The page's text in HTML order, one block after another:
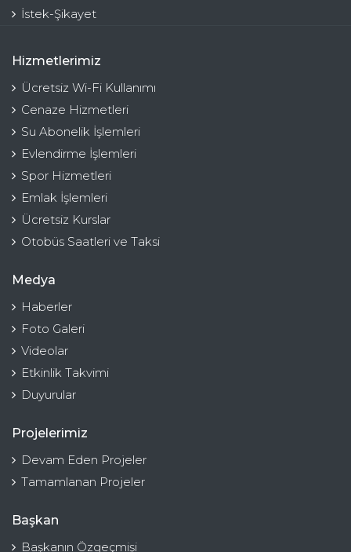
İstek-Şikayet
Hizmetlerimiz
Ücretsiz Wi-Fi Kullanımı
Cenaze Hizmetleri
Su Abonelik İşlemleri
Evlendirme İşlemleri
Spor Hizmetleri
Emlak İşlemleri
Ücretsiz Kurslar
Otobüs Saatleri ve Taksi
Medya
Haberler
Foto Galeri
Videolar
Etkinlik Takvimi
Duyurular
Projelerimiz
Devam Eden Projeler
Tamamlanan Projeler
Başkan
Başkanın Özgeçmişi